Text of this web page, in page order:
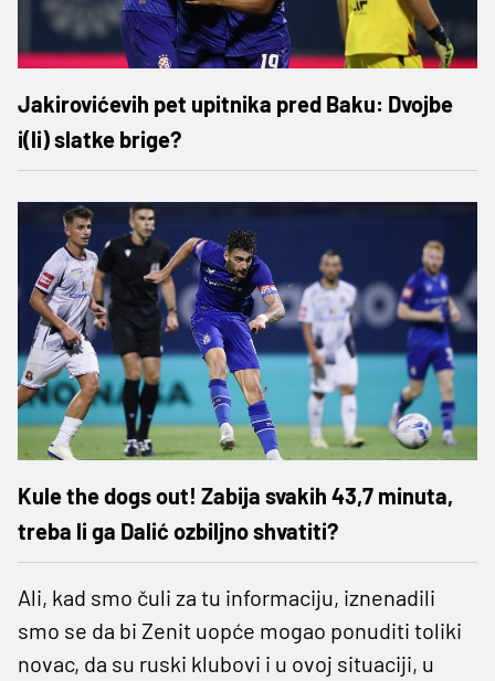
Jakirovićevih pet upitnika pred Baku: Dvojbe
i(li) slatke brige?
Kule the dogs out! Zabija svakih 43,7 minuta,
treba li ga Dalić ozbiljno shvatiti?
Ali, kad smo čuli za tu informaciju, iznenadili
smo se da bi Zenit uopće mogao ponuditi toliki
novac, da su ruski klubovi i u ovoj situaciji, u